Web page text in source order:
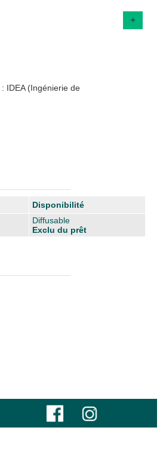
+
IDEA (Ingénierie de
Disponibilité
Diffusable
Exclu du prêt